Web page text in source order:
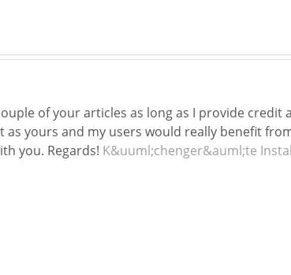
of your articles as long as I provide credit
as yours and my users would really benefit
you. Regards! K&uuml;chenger&auml;te